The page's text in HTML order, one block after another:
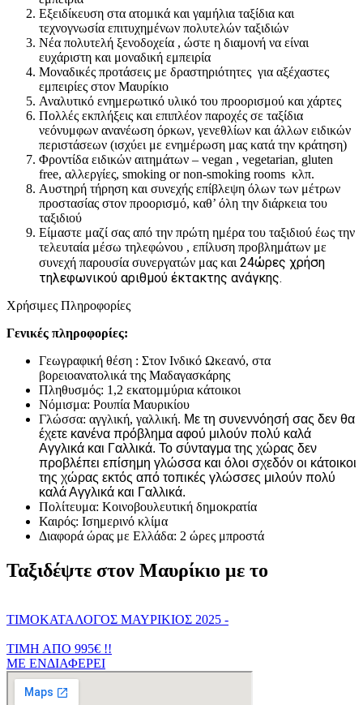
Εξειδίκευση στα ατομικά και γαμήλια ταξίδια και
τεχνογνωσία επιτυχημένων πολυτελών ταξιδιών
Νέα πολυτελή ξενοδοχεία , ώστε η διαμονή να είναι
ευχάριστη και μοναδική εμπειρία
Μοναδικές προτάσεις με δραστηριότητες για αξέχαστες
εμπειρίες στον Μαυρίκιο
Αναλυτικό ενημερωτικό υλικό του προορισμού και χάρτες
Πολλές εκπλήξεις και επιπλέον παροχές σε ταξίδια
νεόνυμφων ανανέωση όρκων, γενεθλίων και άλλων ειδικών
περιστάσεων (ισχύει με ενημέρωση μας κατά την κράτηση)
Φροντίδα ειδικών αιτημάτων – vegan , vegetarian, gluten
free, αλλεργίες, smoking or non-smoking rooms κλπ.
Αυστηρή τήρηση και συνεχής επίβλεψη όλων των μέτρων
προστασίας στον προορισμό, καθ’ όλη την διάρκεια του
ταξιδιού
Είμαστε μαζί σας από την πρώτη ημέρα του ταξιδιού έως την
τελευταία μέσω τηλεφώνου , επίλυση προβλημάτων με
συνεχή παρουσία συνεργατών μας και 24ώρες χρήση
τηλεφωνικού αριθμού έκτακτης ανάγκης.
Χρήσιμες Πληροφορίες
Γενικές πληροφορίες:
Γεωγραφική θέση : Στον Ινδικό Ωκεανό, στα
βορειοανατολικά της Μαδαγασκάρης
Πληθυσμός: 1,2 εκατομμύρια κάτοικοι
Νόμισμα: Ρουπία Μαυρικίου
Γλώσσα: αγγλική, γαλλική. Με τη συνεννόησή σας δεν θα
έχετε κανένα πρόβλημα αφού μιλούν πολύ καλά
Αγγλικά και Γαλλικά. Το σύνταγμα της χώρας δεν
προβλέπει επίσημη γλώσσα και όλοι σχεδόν οι κάτοικοι
της χώρας εκτός από τοπικές γλώσσες μιλούν πολύ
καλά Αγγλικά και Γαλλικά.
Πολίτευμα: Κοινοβουλευτική δημοκρατία
Καιρός: Ισημερινό κλίμα
Διαφορά ώρας με Ελλάδα: 2 ώρες μπροστά
Ταξιδέψτε στον Μαυρίκιο με το
ΤΙΜΟΚΑΤΑΛΟΓΟΣ ΜΑΥΡΙΚΙΟΣ 2025 -
ΤΙΜΗ ΑΠΟ 995€ !!
ΜΕ ΕΝΔΙΑΦΕΡΕΙ